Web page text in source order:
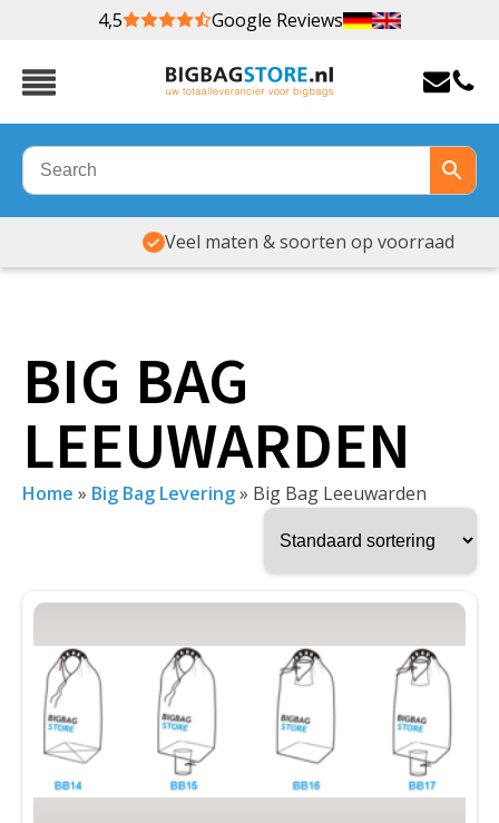
4,5 Google Reviews
Veel maten & soorten op voorraad
BIG BAG
LEEUWARDEN
Home » Big Bag Levering» Big Bag Leeuwarden
Dit
product
heeft
meerdere
variaties.
Deze
optie